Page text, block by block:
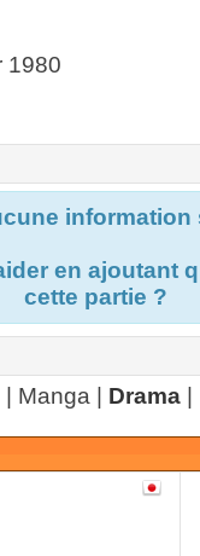
1980
en ajoutant
cette partie ?
| Manga | Drama|